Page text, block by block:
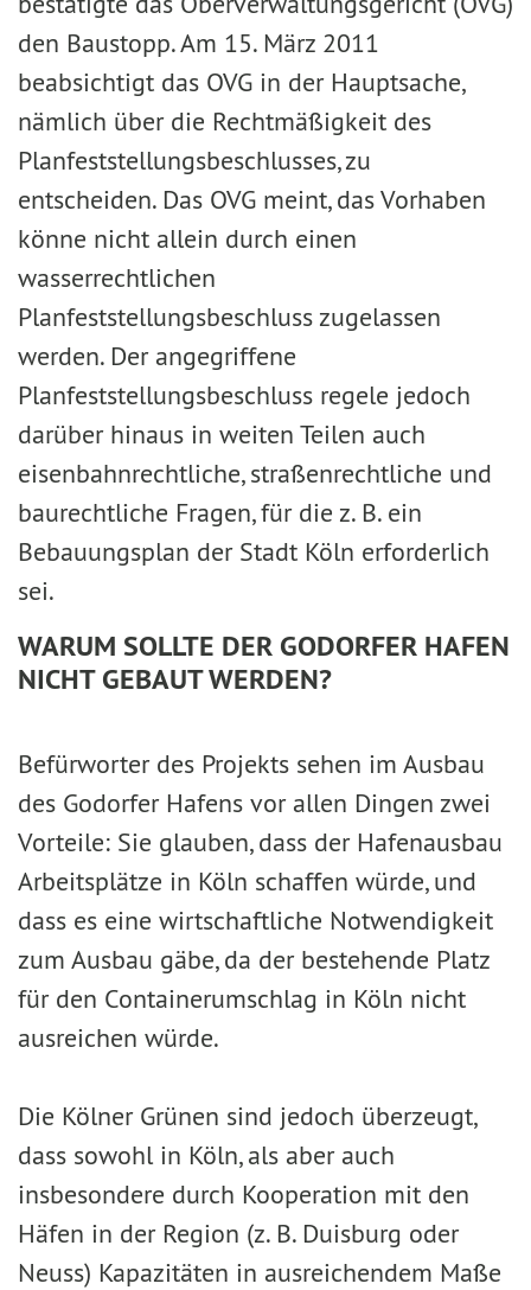
den Bau­stopp. Am 15. März 2011
beabsichtigt das OVG in der Hauptsache,
nämlich über die Rechtmäßigkeit des
Planfeststellungsbeschlusses, zu
entscheiden. Das OVG meint, das Vorhaben
könne nicht allein durch einen
wasserrechtlichen
Planfeststellungsbeschluss zugelassen
werden. Der angegriffene
Planfeststellungsbeschluss regele jedoch
darüber hinaus in weiten Teilen auch
eisenbahnrechtliche, straßenrechtliche und
baurechtliche Fragen, für die z. B. ein
Bebauungsplan der Stadt Köln erforderlich
sei.
WARUM SOLLTE DER GODORFER HAFEN
NICHT GEBAUT WERDEN?
Befürworter des Projekts sehen im Ausbau
des Godorfer Hafens vor allen Dingen zwei
Vorteile: Sie glauben, dass der Hafenausbau
Arbeitsplätze in Köln schaffen würde, und
dass es eine wirtschaftliche Notwendigkeit
zum Ausbau gäbe, da der bestehende Platz
für den Containerumschlag in Köln nicht
ausreichen würde.
Die Kölner Grünen sind jedoch überzeugt,
dass sowohl in Köln, als aber auch
insbesondere durch Kooperation mit den
Häfen in der Region (z. B. Duisburg oder
Neuss) Kapazitäten in ausreichendem Maße